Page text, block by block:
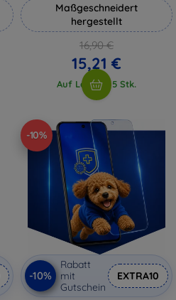
Maßgeschneidert
hergestellt
16,90 €
15,21 €
Auf Lager > 5 Stk.
-10%
-10%
Rabatt
mit
Gutschein
EXTRA10